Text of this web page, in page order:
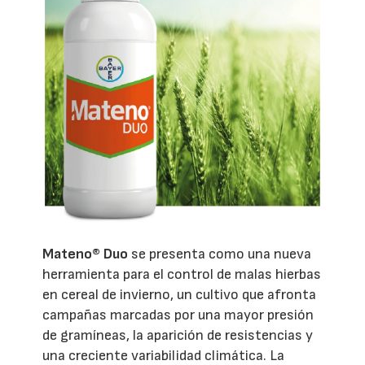
Mateno® Duo se presenta como una nueva
herramienta para el control de malas hierbas
en cereal de invierno, un cultivo que afronta
campañas marcadas por una mayor presión
de gramíneas, la aparición de resistencias y
una creciente variabilidad climática. La